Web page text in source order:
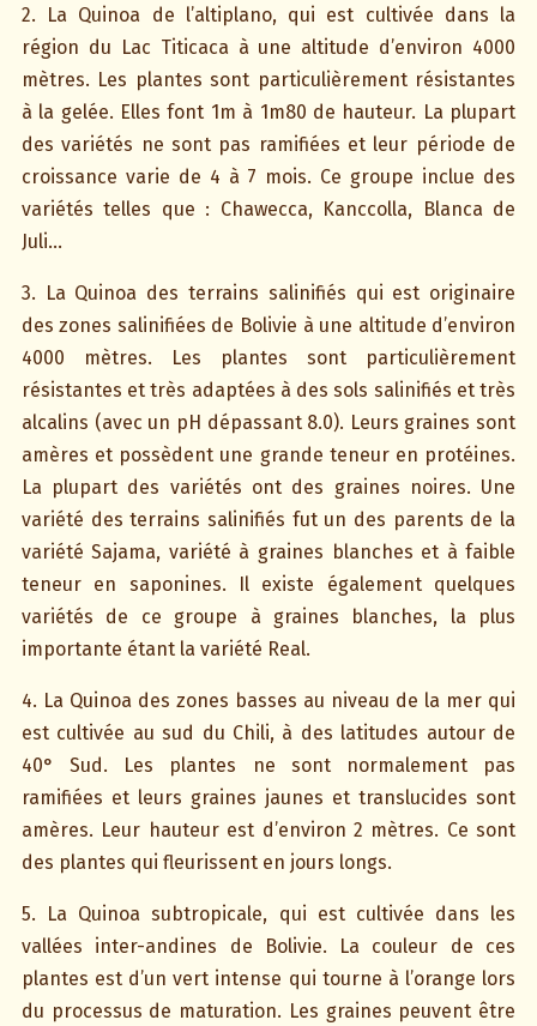
2. La Quinoa de l’altiplano, qui est cultivée dans la
région du Lac Titicaca à une altitude d’environ 4000
mètres. Les plantes sont particulièrement résistantes
à la gelée. Elles font 1m à 1m80 de hauteur. La plupart
des variétés ne sont pas ramifiées et leur période de
croissance varie de 4 à 7 mois. Ce groupe inclue des
variétés telles que : Chawecca, Kanccolla, Blanca de
Juli…
3. La Quinoa des terrains salinifiés qui est originaire
des zones salinifiées de Bolivie à une altitude d’environ
4000 mètres. Les plantes sont particulièrement
résistantes et très adaptées à des sols salinifiés et très
alcalins (avec un pH dépassant 8.0). Leurs graines sont
amères et possèdent une grande teneur en protéines.
La plupart des variétés ont des graines noires. Une
variété des terrains salinifiés fut un des parents de la
variété Sajama, variété à graines blanches et à faible
teneur en saponines. Il existe également quelques
variétés de ce groupe à graines blanches, la plus
importante étant la variété Real.
4. La Quinoa des zones basses au niveau de la mer qui
est cultivée au sud du Chili, à des latitudes autour de
40° Sud. Les plantes ne sont normalement pas
ramifiées et leurs graines jaunes et translucides sont
amères. Leur hauteur est d’environ 2 mètres. Ce sont
des plantes qui fleurissent en jours longs.
5. La Quinoa subtropicale, qui est cultivée dans les
vallées inter-andines de Bolivie. La couleur de ces
plantes est d’un vert intense qui tourne à l’orange lors
du processus de maturation. Les graines peuvent être